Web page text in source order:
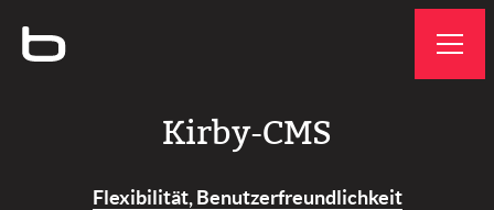
Kirby-CMS
Flexibilität, Benutzerfreundlichkeit